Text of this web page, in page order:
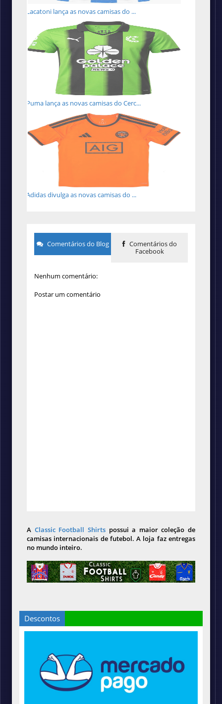
Lacatoni lança as novas camisas do ...
Puma lança as novas camisas do Cerc...
Adidas divulga as novas camisas do ...
Comentários do Blog
Comentários do
Facebook
Nenhum comentário:
Postar um comentário
A Classic Football Shirts possui a maior coleção de
camisas internacionais de futebol. A loja faz entregas
no mundo inteiro.
Descontos